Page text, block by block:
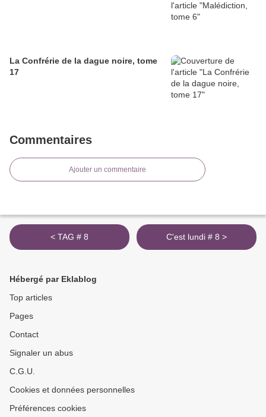
La Confrérie de la dague noire, tome
17
Commentaires
Ajouter un commentaire
< TAG # 8 C'est lundi # 8 >
Hébergé par Eklablog
Top articles
Pages
Contact
Signaler un abus
C.G.U.
Cookies et données personnelles
Préférences cookies